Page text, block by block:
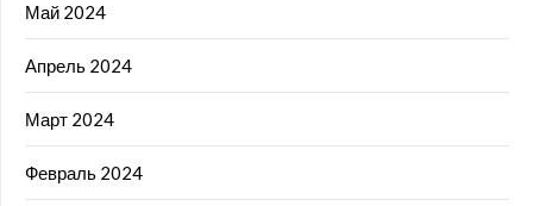
Май 2024
Апрель 2024
Март 2024
Февраль 2024